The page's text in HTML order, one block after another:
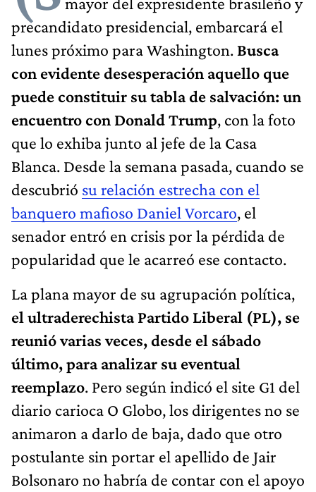
precandidato presidencial, embarcará el
lunes próximo para Washington. Busca
con evidente desesperación aquello que
puede constituir su tabla de salvación: un
encuentro con Donald Trump, con la foto
que lo exhiba junto al jefe de la Casa
Blanca. Desde la semana pasada, cuando se
descubrió su relación estrecha con el
banquero mafioso Daniel Vorcaro, el
senador entró en crisis por la pérdida de
popularidad que le acarreó ese contacto.
La plana mayor de su agrupación política,
el ultraderechista Partido Liberal (PL), se
reunió varias veces, desde el sábado
último,para analizar su eventual
reemplazo. Pero según indicó el site G1 del
diario carioca O Globo, los dirigentes no se
animaron a darlo de baja, dado que otro
postulante sin portar el apellido de Jair
Bolsonaro no habría de contar con el apoyo